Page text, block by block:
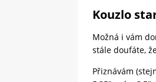
Kouzlo
Možná i vám
stále doufáte,
Přiznávám